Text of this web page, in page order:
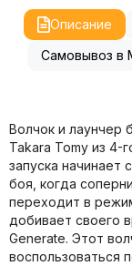
Описание
Самовывоз в
Волчок и лаунчер
Takara Tomy из 4-
запуска начинает
боя, когда
переходит в
добивает своего
Generate. Этот
воспользоваться